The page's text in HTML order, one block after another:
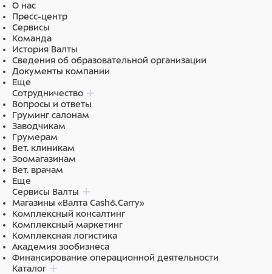
О нас
Пресс-центр
Сервисы
Команда
История Валты
Сведения об образовательной организации
Документы компании
Еще
Сотрудничество
Вопросы и ответы
Груминг салонам
Заводчикам
Грумерам
Вет. клиникам
Зоомагазинам
Вет. врачам
Еще
Сервисы Валты
Магазины «Валта Cash&Carry»
Комплексный консалтинг
Комплексный маркетинг
Комплексная логистика
Академия зообизнеса
Финансирование операционной деятельности
Каталог